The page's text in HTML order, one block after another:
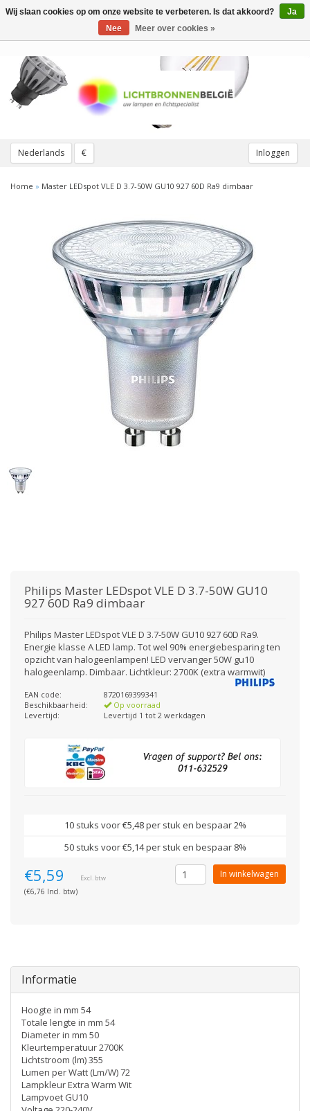
Nederlands € Inloggen
Toggle
Home » Master LEDspot VLE D 3.7-50W GU10 927 60D Ra9 dimbaar
Philips Master LEDspot VLE D 3.7-50W GU10
927 60D Ra9 dimbaar
Philips Master LEDspot VLE D 3.7-50W GU10 927 60D Ra9.
Energie klasse A LED lamp. Tot wel 90% energiebesparing ten
opzicht van halogeenlampen! LED vervanger 50W gu10
halogeenlamp. Dimbaar. Lichtkleur: 2700K (extra warmwit)
EAN code:
8720169399341
Beschikbaarheid:
Op voorraad
Levertijd:
Levertijd 1 tot 2 werkdagen
10 stuks voor €5,48 per stuk en bespaar 2%
50 stuks voor €5,14 per stuk en bespaar 8%
€5,59 Excl. btw
(€6,76 Incl. btw)
In winkelwagen
Informatie
Hoogte in mm 54
Totale lengte in mm 54
Diameter in mm 50
Kleurtemperatuur 2700K
Lichtstroom (lm) 355
Lumen per Watt (Lm/W) 72
Lampkleur Extra Warm Wit
Lampvoet GU10
Wij slaan cookies op om onze website te verbeteren. Is dat akkoord?
Ja
Nee
Meer over cookies »